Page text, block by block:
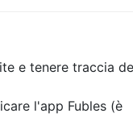
e tenere traccia
l'app Fubles (è